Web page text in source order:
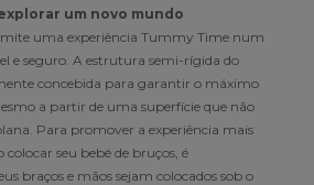
um novo mundo
uma experiência Tummy Time num
e seguro. A estrutura semi-rígida do
concebida para garantir o máximo
a partir de uma superfície que não
Para promover a experiência mais
seu bebé de bruços, é
braços e mãos sejam colocados sob o